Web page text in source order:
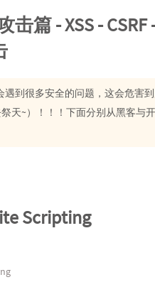
篇 - XSS - CSRF
遇到很多安全的问题，这会危害
天~）！！！下面分别从黑客与
Scripting